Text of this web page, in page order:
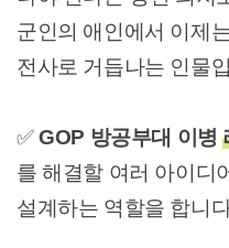
군인의 애인에서 이제
전사로 거듭나는 인물
✅GOP 방공부대 이병
를 해결할 여러 아이디
설계하는 역할을 합니